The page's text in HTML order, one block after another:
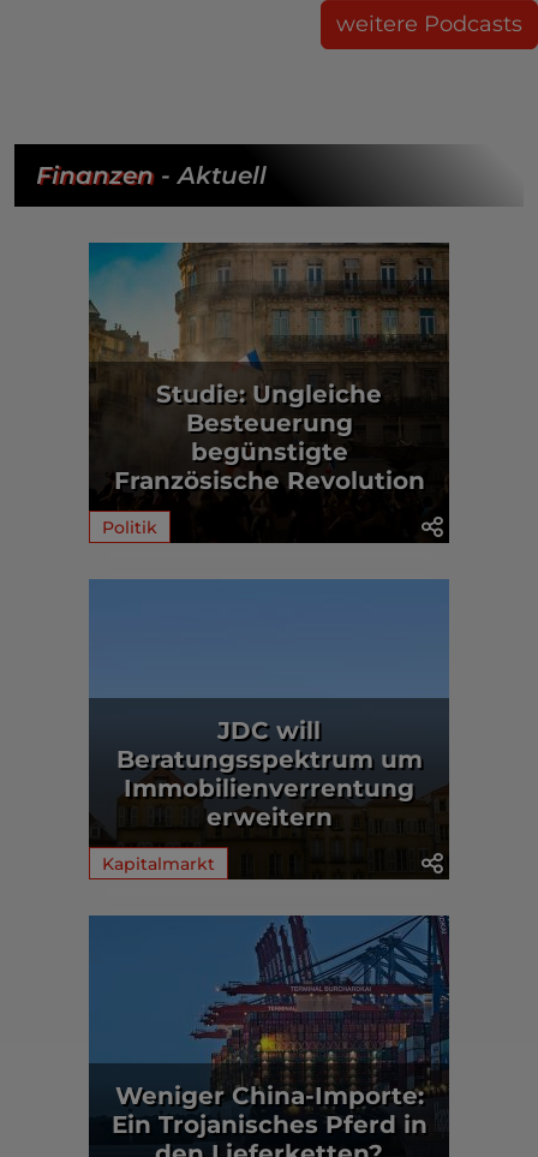
weitere Podcasts
Finanzen- Aktuell
Studie: Ungleiche
Besteuerung
begünstigte
Französische Revolution
Politik
JDC will
Beratungsspektrum um
Immobilienverrentung
erweitern
Kapitalmarkt
Weniger China-Importe:
Ein Trojanisches Pferd in